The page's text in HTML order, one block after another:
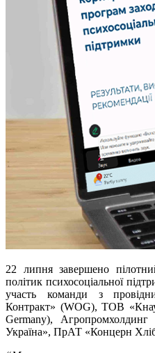
22 липня завершено
політик психосоціальної
участь команди з
Контракт» (WOG), ТОВ
Germany),
Україна», ПрАТ «Концерн